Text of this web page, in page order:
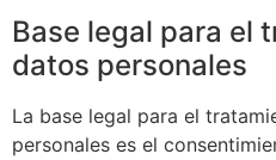
Base legal para el
datos personales
La base legal para el
personales es el